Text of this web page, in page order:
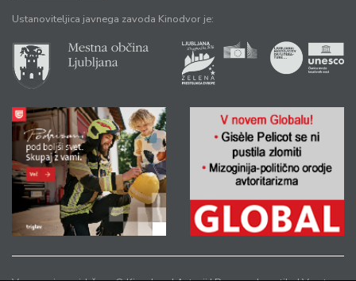
Ustanoviteljica javnega zavoda Kinodvor je: